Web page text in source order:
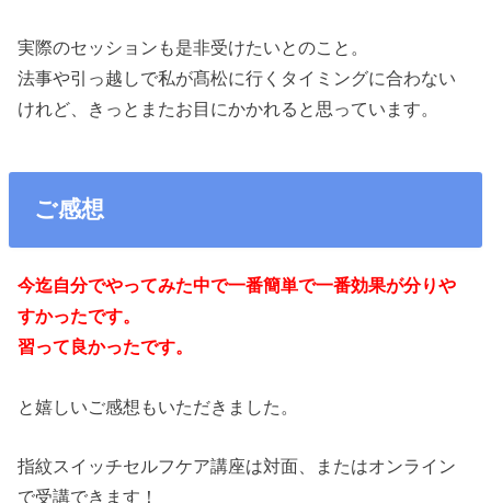
実際のセッションも是非受けたいとのこと。
法事や引っ越しで私が髙松に行くタイミングに合わない
けれど、きっとまたお目にかかれると思っています。
ご感想
今迄自分でやってみた中で一番簡単で一番効果が分りや
すかったです。
習って良かったです。
と嬉しいご感想もいただきました。
指紋スイッチセルフケア講座は対面、またはオンライン
で受講できます！